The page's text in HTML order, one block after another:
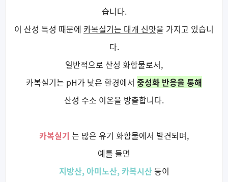
습니다.
이 산성 특성 때문에 카복실기는 대개 신맛을 가지고 있습니
다.
일반적으로 산성 화합물로서,
카복실기는 pH가 낮은 환경에서 중성화 반응을 통해
산성 수소 이온을 방출합니다.
카복실기 는 많은 유기 화합물에서 발견되며,
예를 들면
지방산, 아미노산, 카복시산등이